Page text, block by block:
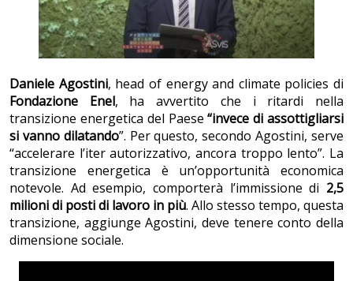
Daniele Agostini, head of energy and climate policies di
Fondazione Enel, ha avvertito che i
ritardi nella
transizione energetica del Paese “invece di assottigliarsi
si vanno dilatando”. Per questo, secondo Agostini, serve
“accelerare l’iter autorizzativo, ancora troppo lento”. La
transizione energetica è un’opportunità economica
notevole. Ad esempio, comporterà l’immissione di 2,5
milioni di posti di lavoro in più. Allo stesso tempo, questa
transizione, aggiunge Agostini, deve tenere conto della
dimensione sociale.